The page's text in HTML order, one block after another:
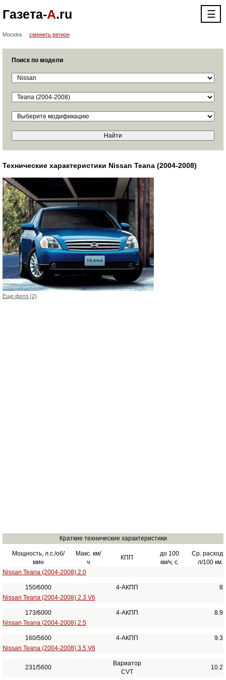
Газета-А.ru ☰
Москва сменить регион
Поиск по модели
Технические характеристики Nissan Teana (2004-2008)
Еще фото (2)
Краткие технические характеристики
Мощность, л.с./об/
мин
Макс. км/
ч
КПП
до 100
км/ч, с.
Ср. расход
л/100 км.
Nissan Teana (2004-2008) 2.0
150/6000 4-АКПП
8
Nissan Teana (2004-2008) 2.3 V6
173/6000 4-АКПП
8.9
Nissan Teana (2004-2008) 2.5
160/5600 4-АКПП
9.3
Nissan Teana (2004-2008) 3.5 V6
231/5600
Вариатор
CVT
10.2